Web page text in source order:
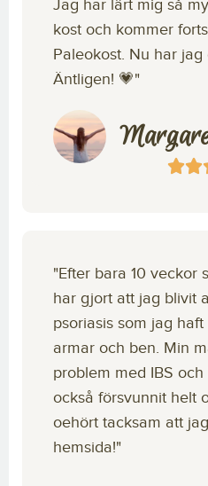
Jag har lärt mig så
kost och kommer
Paleokost. Nu har
Äntligen! 💗"
"Efter bara 10 veckor
har gjort att jag blivit
psoriasis som jag
armar och ben. Min
problem med IBS
också försvunnit helt
oehört tacksam att
hemsida!"